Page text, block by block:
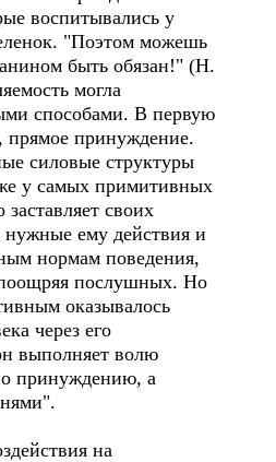
воспитывались у
"Поэтом можешь
быть обязан!" (Н.
могла
способами. В первую
прямое принуждение.
силовые структуры
у самых примитивных
заставляет своих
нужные ему действия и
нормам поведения,
послушных. Но
оказывалось
через его
выполняет волю
принуждению, а
на